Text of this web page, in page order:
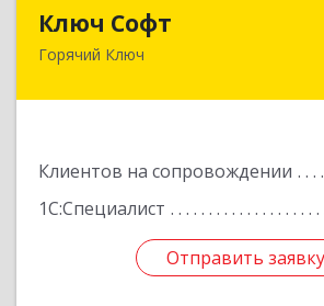
Ключ Софт
Горячий Ключ
Клиентов на сопровождении
1С:Специалист
Отправить заявку
353287, Краснодарский край,
Отправить заявку